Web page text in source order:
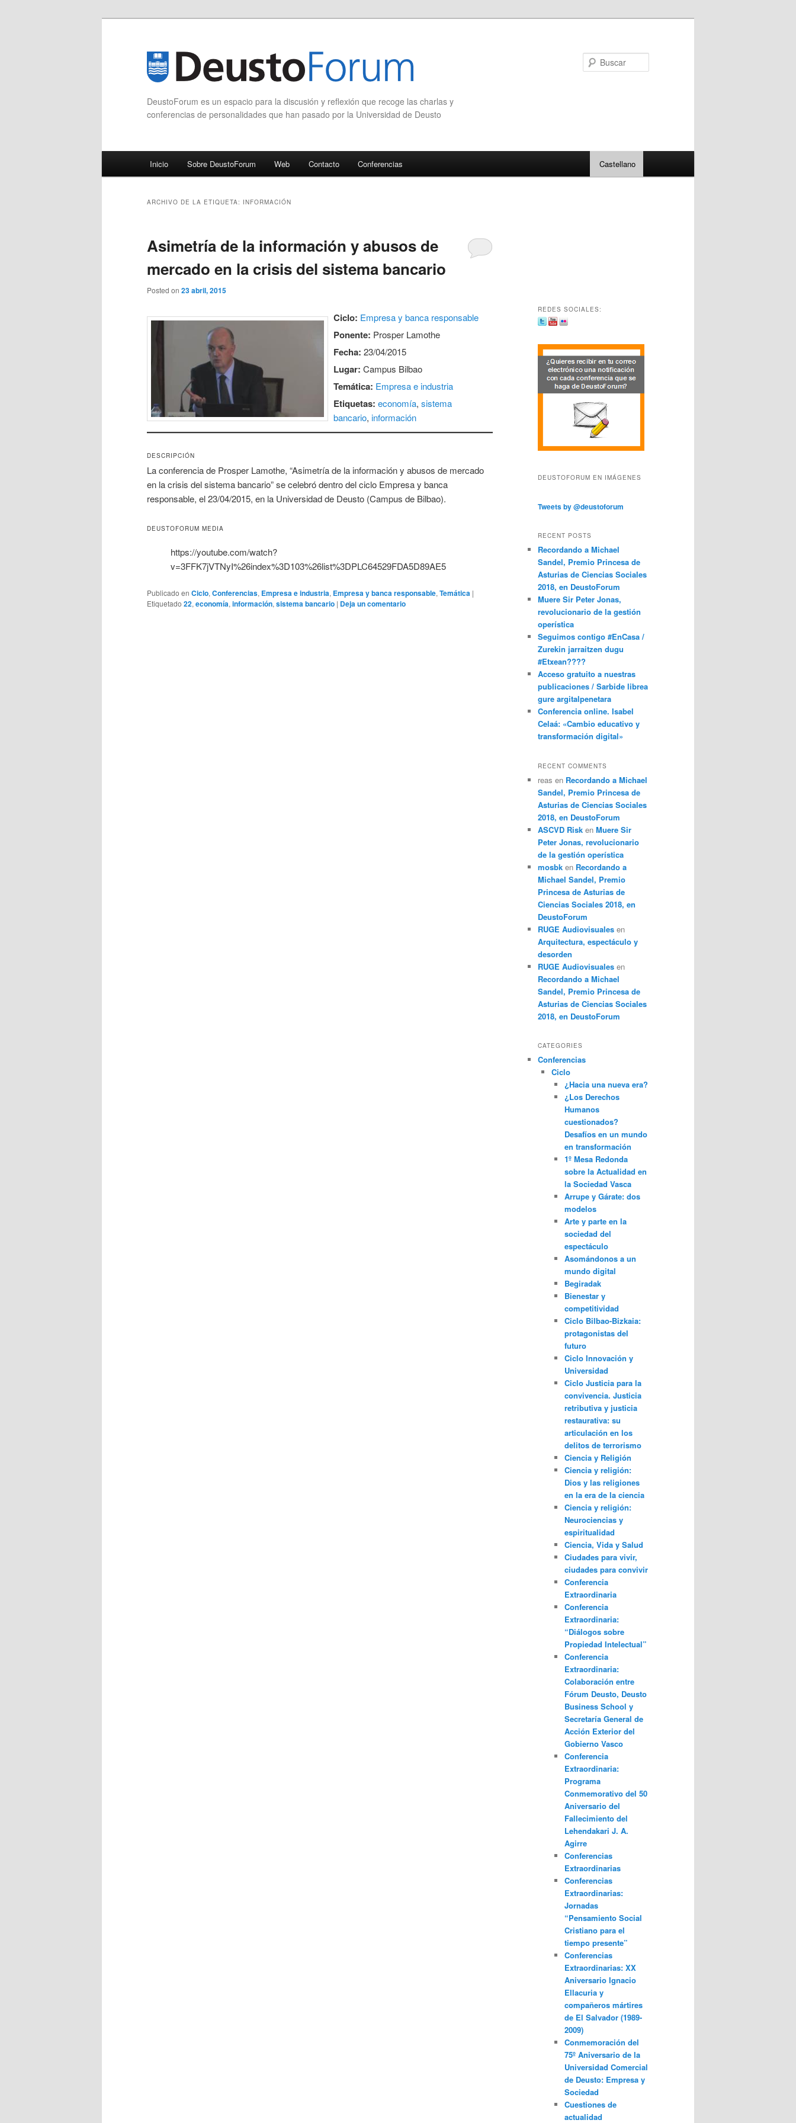
DeustoForum es un espacio para la discusión y reflexión que recoge las charlas y
conferencias de personalidades que han pasado por la Universidad de Deusto
Ir al contenido principal
Ir al contenido secundario
Inicio Sobre DeustoForum Web Contacto Conferencias Castellano
ARCHIVO DE LA ETIQUETA: INFORMACIÓN
Asimetría de la información y abusos de
mercado en la crisis del sistema bancario
Posted on 23 abril, 2015
Ciclo: Empresa y banca responsable
Ponente: Prosper Lamothe
Fecha: 23/04/2015
Lugar: Campus Bilbao
Temática: Empresa e industria
Etiquetas: economía,sistema
bancario,información
DESCRIPCIÓN
La conferencia de Prosper Lamothe, “Asimetría de la información y abusos de mercado
en la crisis del sistema bancario” se celebró dentro del ciclo Empresa y banca
responsable, el 23/04/2015, en la Universidad de Deusto (Campus de Bilbao).
DEUSTOFORUM MEDIA
https://youtube.com/watch?
v=3FFK7jVTNyI%26index%3D103%26list%3DPLC64529FDA5D89AE5
Publicado en Ciclo, Conferencias, Empresa e industria, Empresa y banca responsable, Temática |
Etiquetado 22, economía, información, sistema bancario | Deja un comentario
REDES SOCIALES:
DEUSTOFORUM EN IMÁGENES
Tweets by @deustoforum
RECENT POSTS
Recordando a Michael
Sandel, Premio Princesa de
Asturias de Ciencias Sociales
2018, en DeustoForum
Muere Sir Peter Jonas,
revolucionario de la gestión
operística
Seguimos contigo #EnCasa /
Zurekin jarraitzen dugu
#Etxean????
Acceso gratuito a nuestras
publicaciones / Sarbide librea
gure argitalpenetara
Conferencia online. Isabel
Celaá: «Cambio educativo y
transformación digital»
RECENT COMMENTS
reas en Recordando a Michael
Sandel, Premio Princesa de
Asturias de Ciencias Sociales
2018, en DeustoForum
ASCVD Risk en Muere Sir
Peter Jonas, revolucionario
de la gestión operística
mosbk en Recordando a
Michael Sandel, Premio
Princesa de Asturias de
Ciencias Sociales 2018, en
DeustoForum
RUGE Audiovisuales en
Arquitectura, espectáculo y
desorden
RUGE Audiovisuales en
Recordando a Michael
Sandel, Premio Princesa de
Asturias de Ciencias Sociales
2018, en DeustoForum
CATEGORIES
Conferencias
Ciclo
¿Hacia una nueva era?
¿Los Derechos
Humanos
cuestionados?
Desafíos en un mundo
en transformación
1º Mesa Redonda
sobre la Actualidad en
la Sociedad Vasca
Arrupe y Gárate: dos
modelos
Arte y parte en la
sociedad del
espectáculo
Asomándonos a un
mundo digital
Begiradak
Bienestar y
competitividad
Ciclo Bilbao-Bizkaia:
protagonistas del
futuro
Ciclo Innovación y
Universidad
Ciclo Justicia para la
convivencia. Justicia
retributiva y justicia
restaurativa: su
articulación en los
delitos de terrorismo
Ciencia y Religión
Ciencia y religión:
Dios y las religiones
en la era de la ciencia
Ciencia y religión:
Neurociencias y
espiritualidad
Ciencia, Vida y Salud
Ciudades para vivir,
ciudades para convivir
Conferencia
Extraordinaria
Conferencia
Extraordinaria:
“Diálogos sobre
Propiedad Intelectual”
Conferencia
Extraordinaria:
Colaboración entre
Fórum Deusto, Deusto
Business School y
Secretaría General de
Acción Exterior del
Gobierno Vasco
Conferencia
Extraordinaria:
Programa
Conmemorativo del 50
Aniversario del
Fallecimiento del
Lehendakari J. A.
Agirre
Conferencias
Extraordinarias
Conferencias
Extraordinarias:
Jornadas
“Pensamiento Social
Cristiano para el
tiempo presente”
Conferencias
Extraordinarias: XX
Aniversario Ignacio
Ellacuria y
compañeros mártires
de El Salvador (1989-
2009)
Conmemoración del
75º Aniversario de la
Universidad Comercial
de Deusto: Empresa y
Sociedad
Cuestiones de
actualidad